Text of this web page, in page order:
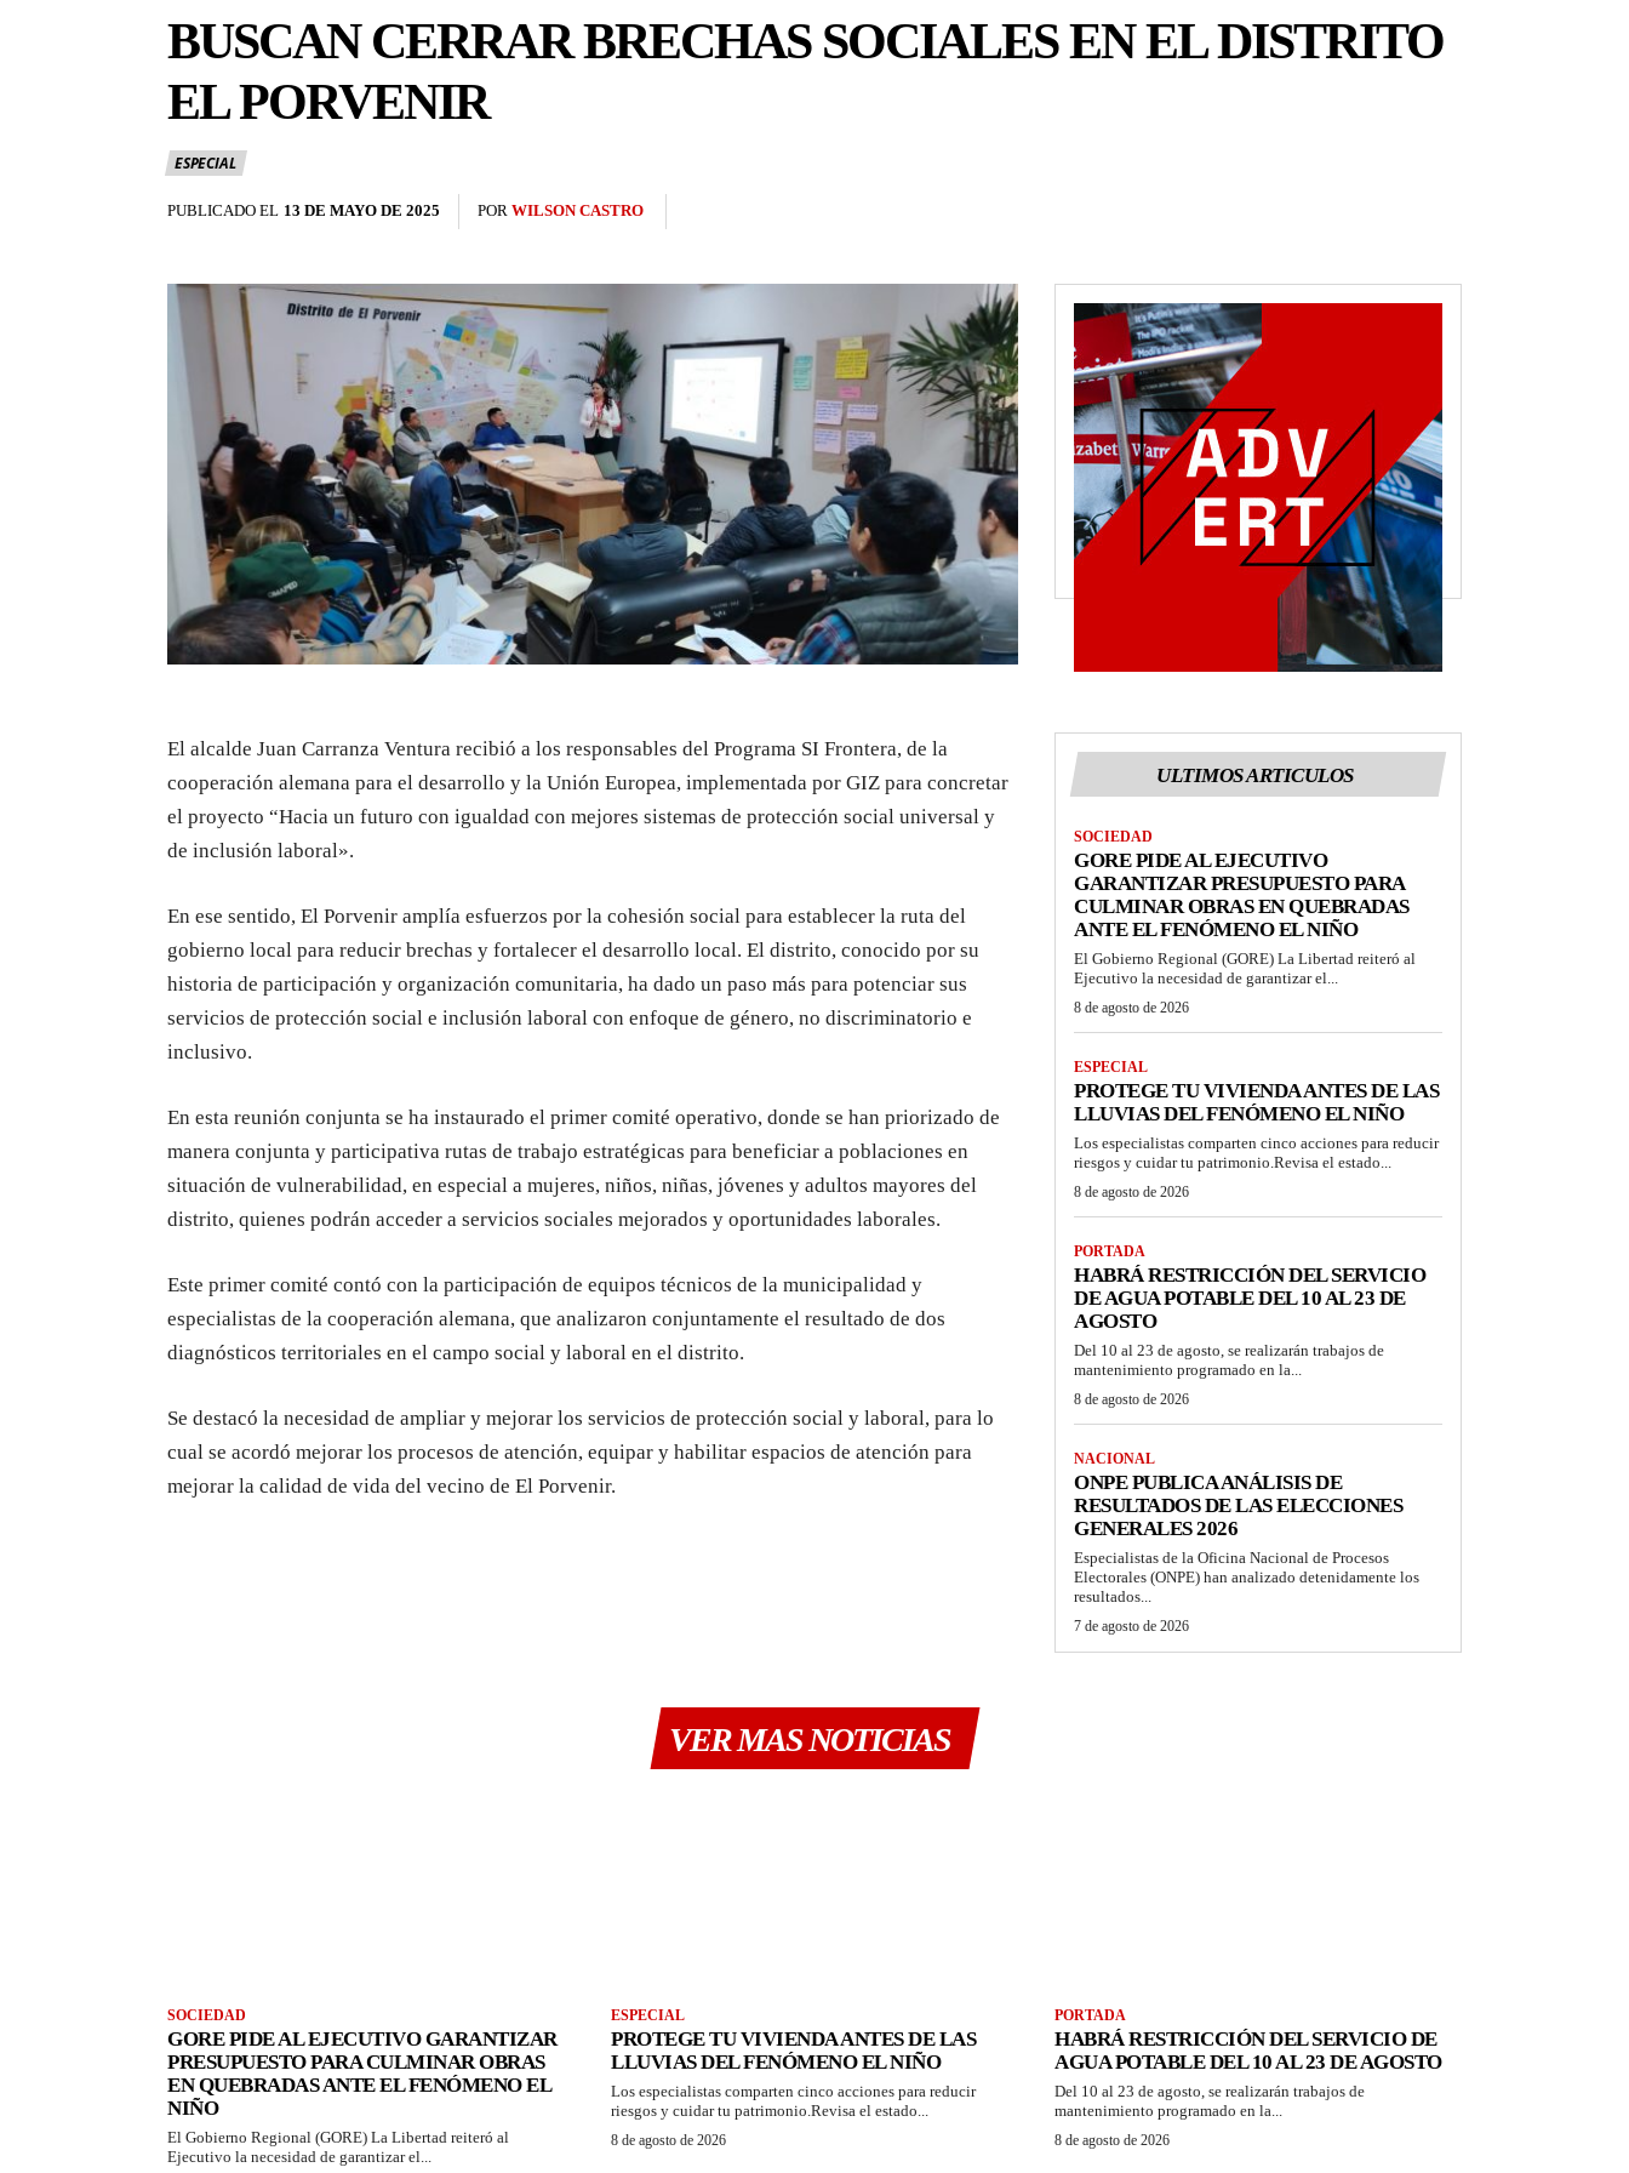
BUSCAN CERRAR BRECHAS SOCIALES EN EL DISTRITO
EL PORVENIR
ESPECIAL
PUBLICADO EL 13 DE MAYO DE 2025 POR WILSON CASTRO
El alcalde Juan Carranza Ventura recibió a los responsables del Programa SI Frontera, de la
cooperación alemana para el desarrollo y la Unión Europea, implementada por GIZ para concretar
el proyecto “Hacia un futuro con igualdad con mejores sistemas de protección social universal y
de inclusión laboral».
En ese sentido, El Porvenir amplía esfuerzos por la cohesión social para establecer la ruta del
gobierno local para reducir brechas y fortalecer el desarrollo local. El distrito, conocido por su
historia de participación y organización comunitaria, ha dado un paso más para potenciar sus
servicios de protección social e inclusión laboral con enfoque de género, no discriminatorio e
inclusivo.
En esta reunión conjunta se ha instaurado el primer comité operativo, donde se han priorizado de
manera conjunta y participativa rutas de trabajo estratégicas para beneficiar a poblaciones en
situación de vulnerabilidad, en especial a mujeres, niños, niñas, jóvenes y adultos mayores del
distrito, quienes podrán acceder a servicios sociales mejorados y oportunidades laborales.
Este primer comité contó con la participación de equipos técnicos de la municipalidad y
especialistas de la cooperación alemana, que analizaron conjuntamente el resultado de dos
diagnósticos territoriales en el campo social y laboral en el distrito.
Se destacó la necesidad de ampliar y mejorar los servicios de protección social y laboral, para lo
cual se acordó mejorar los procesos de atención, equipar y habilitar espacios de atención para
mejorar la calidad de vida del vecino de El Porvenir.
ULTIMOS ARTICULOS
SOCIEDAD
GORE PIDE AL EJECUTIVO
GARANTIZAR PRESUPUESTO PARA
CULMINAR OBRAS EN QUEBRADAS
ANTE EL FENÓMENO EL NIÑO
El Gobierno Regional (GORE) La Libertad reiteró al
Ejecutivo la necesidad de garantizar el...
8 de agosto de 2026
ESPECIAL
PROTEGE TU VIVIENDA ANTES DE LAS
LLUVIAS DEL FENÓMENO EL NIÑO
Los especialistas comparten cinco acciones para reducir
riesgos y cuidar tu patrimonio.Revisa el estado...
8 de agosto de 2026
PORTADA
HABRÁ RESTRICCIÓN DEL SERVICIO
DE AGUA POTABLE DEL 10 AL 23 DE
AGOSTO
Del 10 al 23 de agosto, se realizarán trabajos de
mantenimiento programado en la...
8 de agosto de 2026
NACIONAL
ONPE PUBLICA ANÁLISIS DE
RESULTADOS DE LAS ELECCIONES
GENERALES 2026
Especialistas de la Oficina Nacional de Procesos
Electorales (ONPE) han analizado detenidamente los
resultados...
7 de agosto de 2026
VER MAS NOTICIAS
SOCIEDAD
GORE PIDE AL EJECUTIVO GARANTIZAR
PRESUPUESTO PARA CULMINAR OBRAS
EN QUEBRADAS ANTE EL FENÓMENO EL
NIÑO
El Gobierno Regional (GORE) La Libertad reiteró al
Ejecutivo la necesidad de garantizar el...
ESPECIAL
PROTEGE TU VIVIENDA ANTES DE LAS
LLUVIAS DEL FENÓMENO EL NIÑO
Los especialistas comparten cinco acciones para reducir
riesgos y cuidar tu patrimonio.Revisa el estado...
8 de agosto de 2026
PORTADA
HABRÁ RESTRICCIÓN DEL SERVICIO DE
AGUA POTABLE DEL 10 AL 23 DE AGOSTO
Del 10 al 23 de agosto, se realizarán trabajos de
mantenimiento programado en la...
8 de agosto de 2026